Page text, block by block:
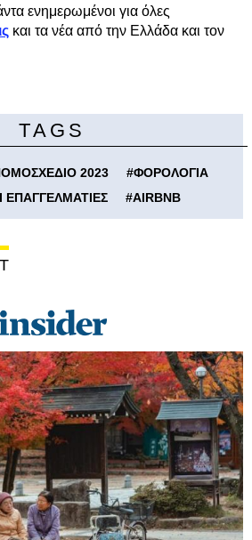
ενημερωμένοι για όλες
και τα νέα από την Ελλάδα και τον
TAGS
2023 #ΦΟΡΟΛΟΓΙΑ
ΕΠΑΓΓΕΛΜΑΤΙΕΣ #AIRBNB